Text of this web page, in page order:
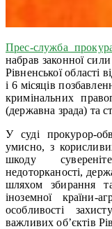
Прес-служба
набрав законної
Рівненської області
і 6 місяців
кримінальних
(державна зрада) та
У суді прокурор-
умисно, з
шкоду
недоторканості,
шляхом збирання
іноземної країни-
особливості
важливих об’єктів